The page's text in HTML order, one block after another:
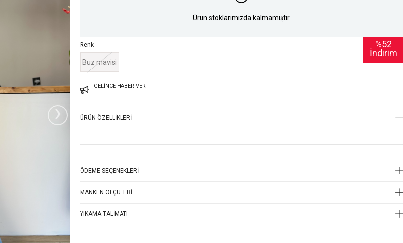
›
Ürün stoklarımızda kalmamıştır.
Renk
Buz mavisi
%52
İndirim
GELINCE HABER VER
ÜRÜN ÖZELLIKLERI
ÖDEME SEÇENEKLERI
MANKEN ÖLÇÜLERI
YIKAMA TALIMATI